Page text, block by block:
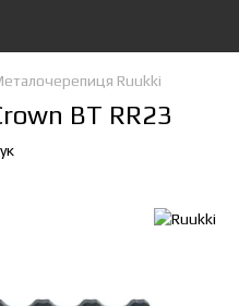
Ruukki
BT RR23